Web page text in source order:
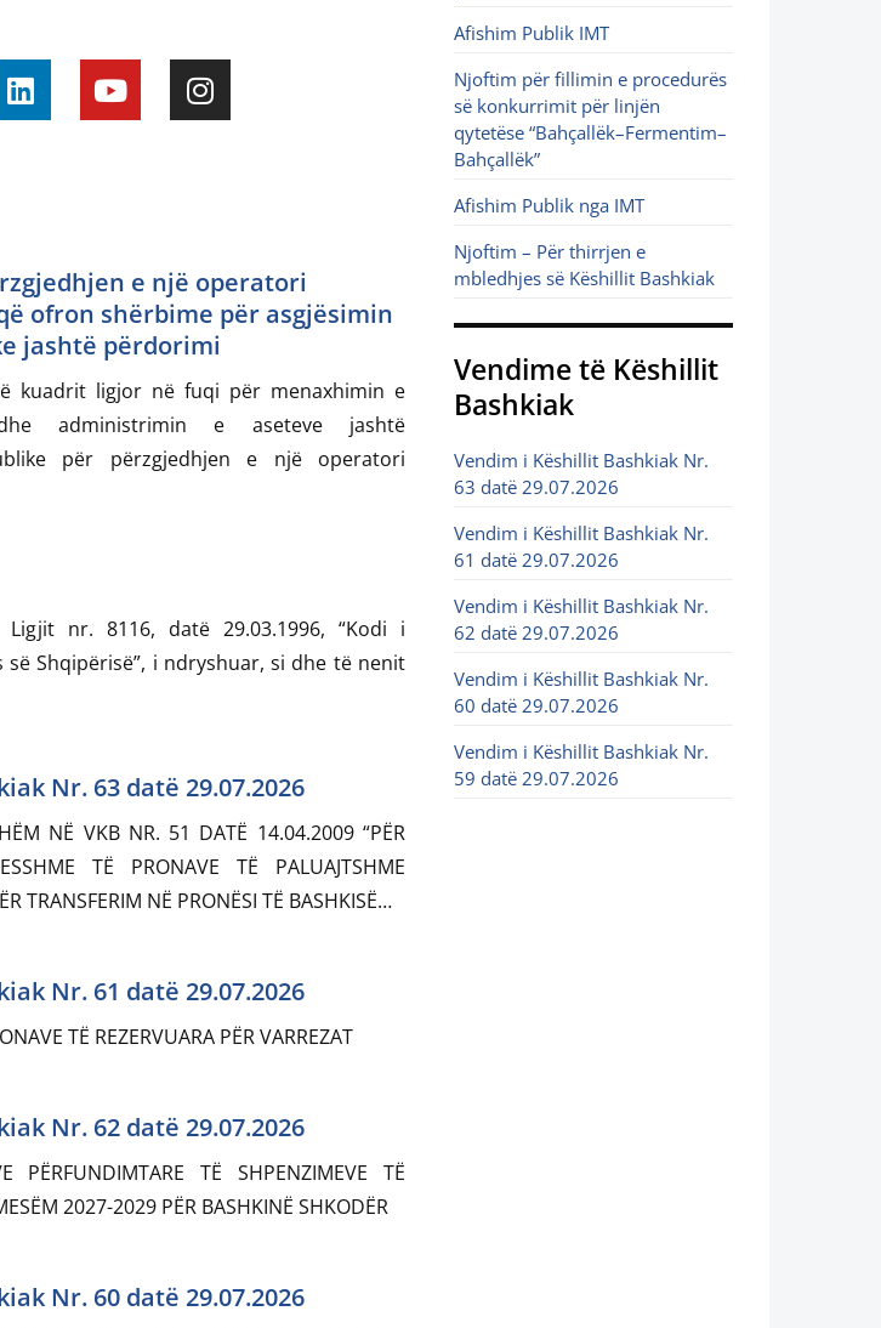
e një operatori
ofron shërbime për asgjësimin
jashtë përdorimi
kuadrit ligjor në fuqi për menaxhimin e
administrimin e aseteve jashtë
për përzgjedhjen e një operatori
nr. 8116, datë 29.03.1996, “Kodi i
së Shqipërisë”, i ndryshuar, si dhe të nenit
Nr. 63 datë 29.07.2026
NË VKB NR. 51 DATË 14.04.2009 “PËR
TË PRONAVE TË PALUAJTSHME
TRANSFERIM NË PRONËSI TË BASHKISË…
Nr. 61 datë 29.07.2026
TË REZERVUARA PËR VARREZAT
Nr. 62 datë 29.07.2026
PËRFUNDIMTARE TË SHPENZIMEVE TË
2027-2029 PËR BASHKINË SHKODËR
Nr. 60 datë 29.07.2026
Afishim Publik IMT
Njoftim për fillimin e procedurës
së konkurrimit për linjën
qytetëse “Bahçallëk–Fermentim–
Bahçallëk”
Afishim Publik nga IMT
Njoftim – Për thirrjen e
mbledhjes së Këshillit Bashkiak
Vendime të Këshillit
Bashkiak
Vendim i Këshillit Bashkiak Nr.
63 datë 29.07.2026
Vendim i Këshillit Bashkiak Nr.
61 datë 29.07.2026
Vendim i Këshillit Bashkiak Nr.
62 datë 29.07.2026
Vendim i Këshillit Bashkiak Nr.
60 datë 29.07.2026
Vendim i Këshillit Bashkiak Nr.
59 datë 29.07.2026